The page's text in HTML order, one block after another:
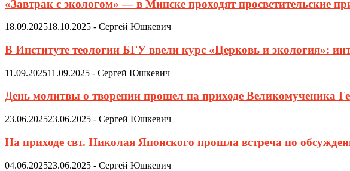
«Завтрак с экологом» — в Минске проходят просветительские
18.09.202518.10.2025 - Сергей Юшкевич
В Институте теологии БГУ ввели курс «Церковь и экология»:
11.09.202511.09.2025 - Сергей Юшкевич
День молитвы о творении прошел на приходе Великомученика
23.06.202523.06.2025 - Сергей Юшкевич
На приходе свт. Николая Японского прошла встреча по
04.06.202523.06.2025 - Сергей Юшкевич